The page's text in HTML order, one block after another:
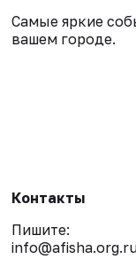
Самые яркие
вашем городе.
Контакты
Пишите: